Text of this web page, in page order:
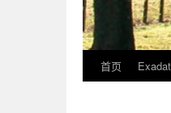
首页